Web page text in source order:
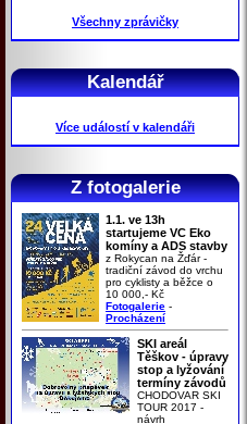
Všechny zprávičky
Kalendář
Více událostí v kalendáři
Z fotogalerie
1.1. ve 13h
startujeme VC Eko
komíny a ADS stavby
z Rokycan na Žďár -
tradiční závod do vrchu
pro cyklisty a běžce o
10 000,- Kč
Fotogalerie -
Procházení
SKI areál
Těškov - úpravy
stop a lyžování
termíny závodů
CHODOVAR SKI
TOUR 2017 -
návrh